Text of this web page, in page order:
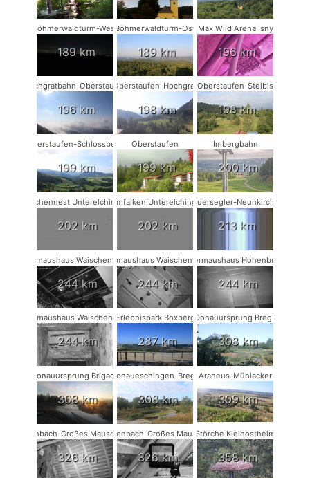
Böhmerwaldturm-West
189 km
Böhmerwaldturm-Ost
189 km
Max Wild Arena Isny
196 km
Hochgratbahn-Oberstaufen
196 km
Oberstaufen-Hochgrat
198 km
Oberstaufen-Steibis
198 km
Oberstaufen-Schlossberg
199 km
Oberstaufen
199 km
Imbergbahn
200 km
Storchennest Unterelchingen
202 km
Turmfalken Unterelchingen
202 km
Mauersegler-Neunkirchen
213 km
Fledermaushaus Waischenfeld #3
244 km
Fledermaushaus Waischenfeld #2
244 km
Fledermaushaus Hohenburg #1
244 km
Fledermaushaus Waischenfeld #1
244 km
Erlebnispark Boxberg
287 km
Donauursprung Breg2
308 km
Donauursprung Brigach
308 km
Donaueschingen-Breg2
308 km
Araneus-Mühlacker
309 km
Rodenbach-Großes Mausohr #2
326 km
Rodenbach-Großes Mausohr
326 km
Störche Kleinostheim
358 km